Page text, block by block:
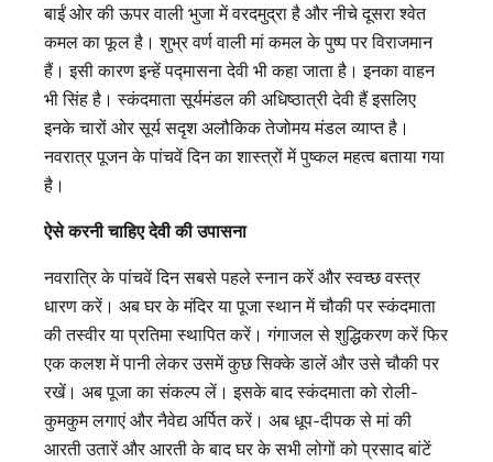
बाईं ओर की ऊपर वाली भुजा में वरदमुद्रा है और नीचे दूसरा श्वेत
कमल का फूल है। शुभ्र वर्ण वाली मां कमल के पुष्‍प पर विराजमान
हैं। इसी कारण इन्हें पद्मासना देवी भी कहा जाता है। इनका वाहन
भी सिंह है। स्कंदमाता सूर्यमंडल की अधिष्ठात्री देवी हैं इसलिए
इनके चारों ओर सूर्य सदृश अलौकिक तेजोमय मंडल व्‍याप्‍त है।
नवरात्र पूजन के पांचवें दिन का शास्त्रों में पुष्कल महत्व बताया गया
है।
ऐसे करनी चाह‍िए देवी की उपासना
नवरात्रि के पांचवें दिन सबसे पहले स्‍नान करें और स्‍वच्‍छ वस्‍त्र
धारण करें। अब घर के मंदिर या पूजा स्‍थान में चौकी पर स्‍कंदमाता
की तस्‍वीर या प्रतिमा स्‍थापित करें। गंगाजल से शुद्धिकरण करें फिर
एक कलश में पानी लेकर उसमें कुछ सिक्‍के डालें और उसे चौकी पर
रखें। अब पूजा का संकल्‍प लें। इसके बाद स्‍कंदमाता को रोली-
कुमकुम लगाएं और नैवेद्य अर्पित करें। अब धूप-दीपक से मां की
आरती उतारें और आरती के बाद घर के सभी लोगों को प्रसाद बांटें